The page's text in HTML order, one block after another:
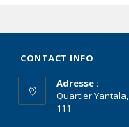
CONTACT INFO
Adresse :
Quartier
111